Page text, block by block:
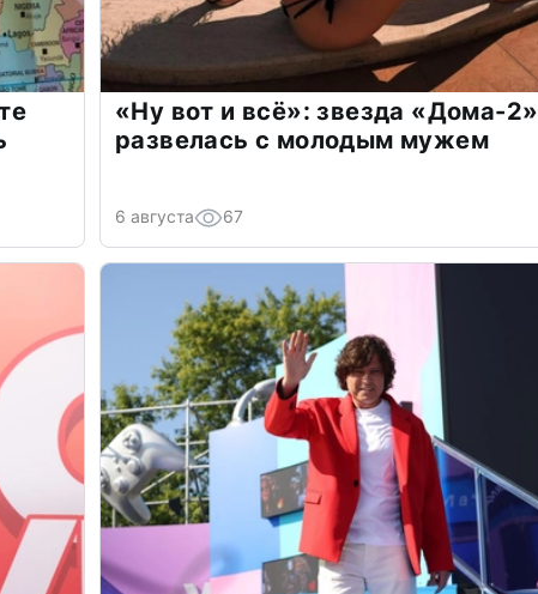
«Ну вот и всё»: звезда «Дома-2»
развелась с молодым мужем
6 августа 67